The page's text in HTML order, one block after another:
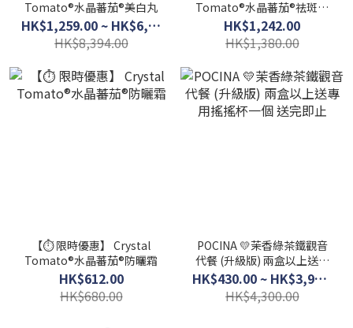
Tomato®水晶蕃茄®美白丸
HK$1,259.00 ~ HK$6,714.00
HK$8,394.00
Tomato®水晶蕃茄®祛斑霜
(升級配方)
HK$1,242.00
HK$1,380.00
【⏱️ 限時優惠】 Crystal
Tomato®水晶蕃茄®防曬霜
HK$612.00
HK$680.00
POCINA 💛茉香綠茶鐵觀音
代餐 (升級版) 兩盒以上送專
用搖搖杯一個 送完即止HK$430.00 ~ HK$3,900.00
HK$4,300.00